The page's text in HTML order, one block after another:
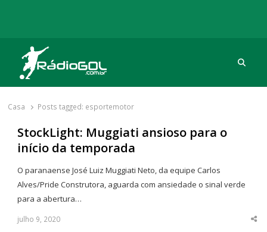
Rádio Gol
Há mais de 20 anos com as melhores coberturas
Casa Posts tagged: esportemotor
StockLight: Muggiati ansioso para o
início da temporada
O paranaense José Luiz Muggiati Neto, da equipe Carlos
Alves/Pride Construtora, aguarda com ansiedade o sinal verde
para a abertura…
julho 9, 2020